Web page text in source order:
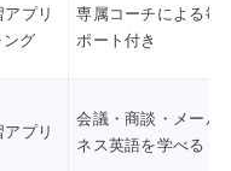
プリ
グ
専属コーチによる毎
ポート付き
プリ
会議・商談・メール
ネス英語を学べる